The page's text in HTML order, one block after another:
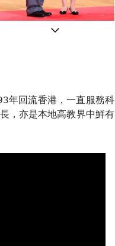
年回流香港，一直服務科
，亦是本地高教界中鮮有